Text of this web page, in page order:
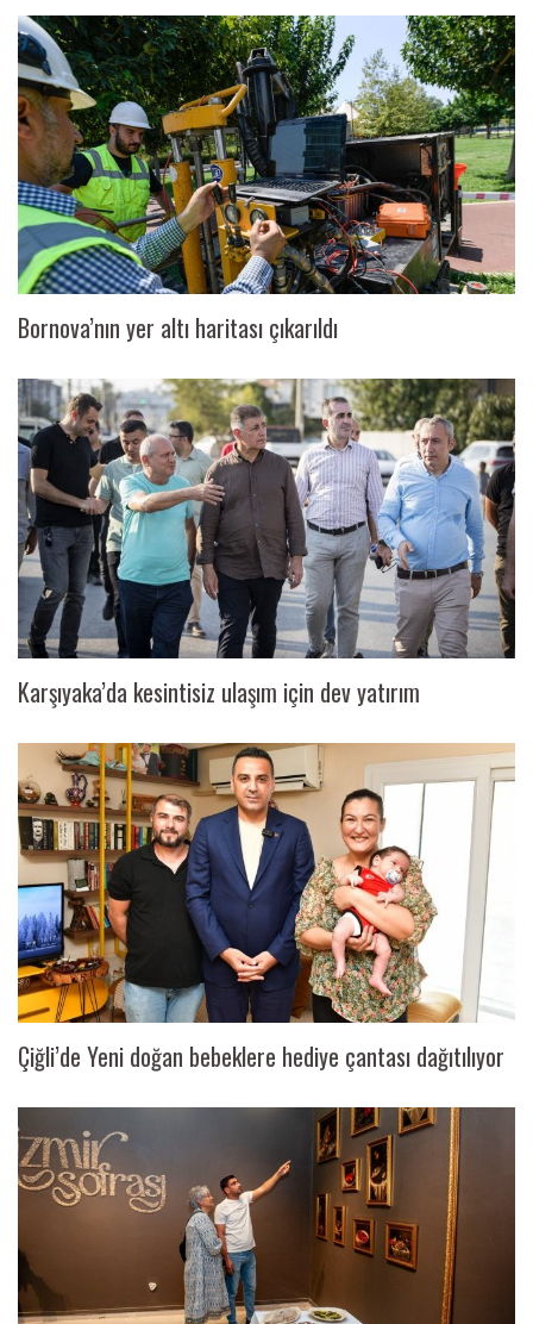
Bornova’nın yer altı haritası çıkarıldı
Karşıyaka’da kesintisiz ulaşım için dev yatırım
Çiğli’de Yeni doğan bebeklere hediye çantası dağıtılıyor